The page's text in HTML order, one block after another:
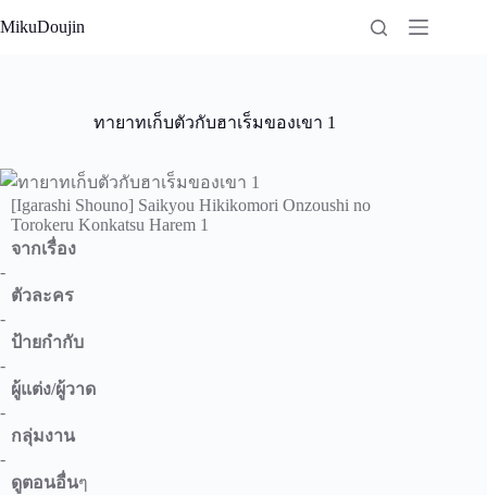
to
MikuDoujin
ทายาทเก็บตัวกับฮาเร็มของเขา 1
[Igarashi Shouno] Saikyou Hikikomori Onzoushi no
Torokeru Konkatsu Harem 1
จากเรื่อง
-
ตัวละคร
-
ป้ายกำกับ
-
ผู้แต่ง/ผู้วาด
-
กลุ่มงาน
-
ดูตอนอื่นๆ